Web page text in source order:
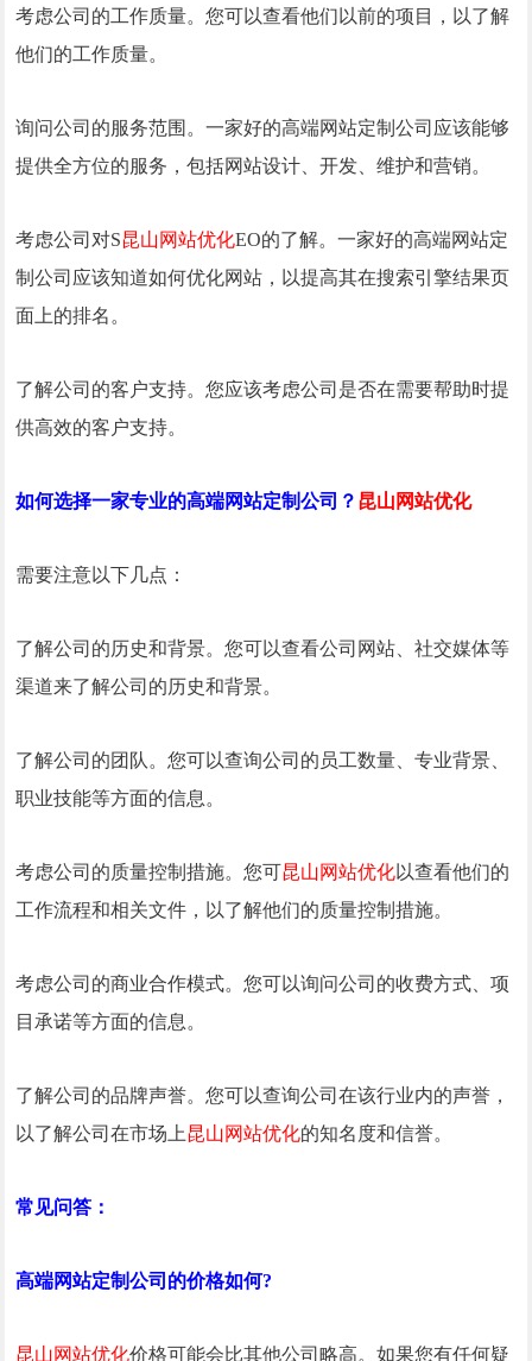
考虑公司的工作质量。您可以查看他们以前的项目，以了解
他们的工作质量。
询问公司的服务范围。一家好的高端网站定制公司应该能够
提供全方位的服务，包括网站设计、开发、维护和营销。
考虑公司对S昆山网站优化EO的了解。一家好的高端网站定
制公司应该知道如何优化网站，以提高其在搜索引擎结果页
面上的排名。
了解公司的客户支持。您应该考虑公司是否在需要帮助时提
供高效的客户支持。
如何选择一家专业的高端网站定制公司？ 昆山网站优化
需要注意以下几点：
了解公司的历史和背景。您可以查看公司网站、社交媒体等
渠道来了解公司的历史和背景。
了解公司的团队。您可以查询公司的员工数量、专业背景、
职业技能等方面的信息。
考虑公司的质量控制措施。您可昆山网站优化以查看他们的
工作流程和相关文件，以了解他们的质量控制措施。
考虑公司的商业合作模式。您可以询问公司的收费方式、项
目承诺等方面的信息。
了解公司的品牌声誉。您可以查询公司在该行业内的声誉，
以了解公司在市场上昆山网站优化的知名度和信誉。
常见问答：
高端网站定制公司的价格如何?
昆山网站优化价格可能会比其他公司略高。如果您有任何疑